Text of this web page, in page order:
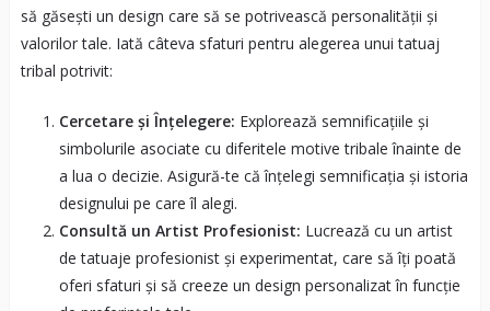
să găsești un design care să se potrivească personalității și
valorilor tale. Iată câteva sfaturi pentru alegerea unui tatuaj
tribal potrivit:
Cercetare și Înțelegere: Explorează semnificațiile și
simbolurile asociate cu diferitele motive tribale înainte de
a lua o decizie. Asigură-te că înțelegi semnificația și istoria
designului pe care îl alegi.
Consultă un Artist Profesionist: Lucrează cu un artist
de tatuaje profesionist și experimentat, care să îți poată
oferi sfaturi și să creeze un design personalizat în funcție